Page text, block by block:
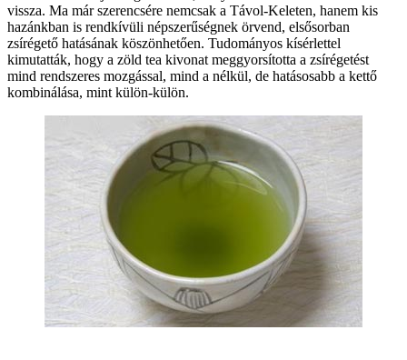
vissza. Ma már szerencsére nemcsak a Távol-Keleten, hanem kis
hazánkban is rendkívüli népszerűségnek örvend, elsősorban
zsírégető hatásának köszönhetően. Tudományos kísérlettel
kimutatták, hogy a zöld tea kivonat meggyorsította a zsírégetést
mind rendszeres mozgással, mind a nélkül, de hatásosabb a kettő
kombinálása, mint külön-külön.